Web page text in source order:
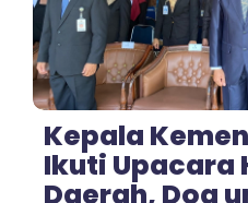
Kepala
Ikuti Upacara
Daerah, Doa